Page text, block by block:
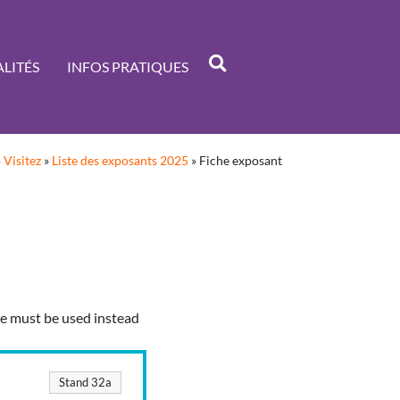
INFOS PRATIQUES
Visitez » Liste des exposants 2025 » Fiche exposant
must be used instead
Stand 32a